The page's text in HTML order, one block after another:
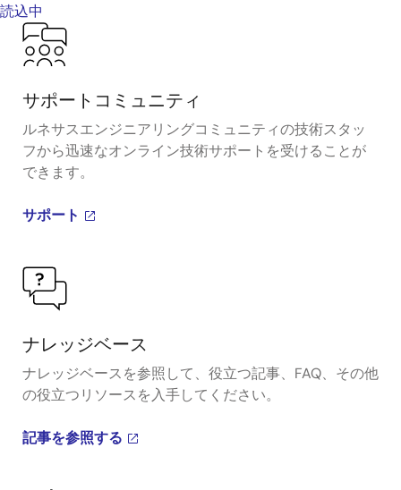
読込中
サポートコミュニティ
ルネサスエンジニアリングコミュニティの技術スタッ
フから迅速なオンライン技術サポートを受けることが
できます。
サポート
ナレッジベース
ナレッジベースを参照して、役立つ記事、FAQ、その他
の役立つリソースを入手してください。
記事を参照する